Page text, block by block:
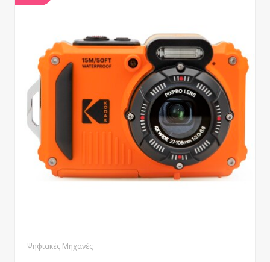
Ψηφιακές Μηχανές